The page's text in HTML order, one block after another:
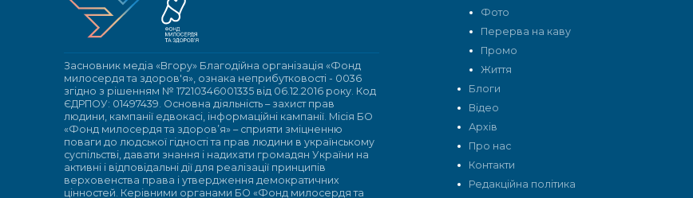
Засновник медіа «Вгору» Благодійна організація «Фонд
милосердя та здоров'я», ознака неприбутковості - 0036
згідно з рішенням № 17210346001335 від 06.12.2016 року. Код
ЄДРПОУ: 01497439. Основна діяльність – захист прав
людини, кампанії едвокасі, інформаційні кампанії. Місія БО
«Фонд милосердя та здоров’я» – сприяти зміцненню
поваги до людської гідності та прав людини в українському
суспільстві, давати знання і надихати громадян України на
активні і відповідальні дії для реалізації принципів
верховенства права і утвердження демократичних
цінностей. Керівними органами БО «Фонд милосердя та
Фото
Перерва на каву
Промо
Життя
Блоги
Відео
Архів
Про нас
Контакти
Редакційна політика